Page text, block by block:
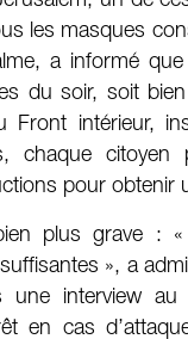
les masques
a informé
du soir, soit
Front intérieur,
chaque
pour obtenir
plus grave :
», a
une interview au
en cas